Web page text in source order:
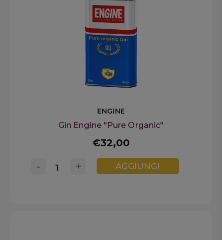
ENGINE
Gin Engine "Pure Organic"
€32,00
+
- AGGIUNGI